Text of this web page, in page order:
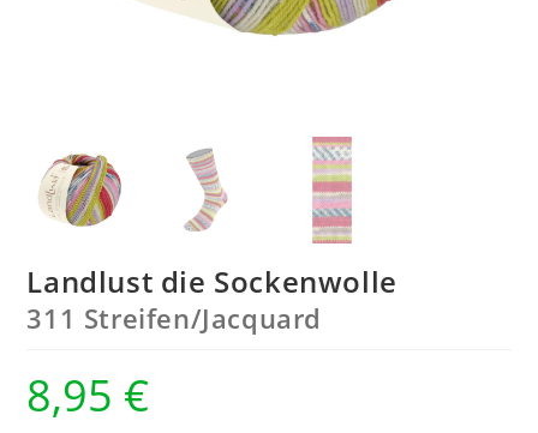
Landlust die Sockenwolle
311 Streifen/Jacquard
8,95 €